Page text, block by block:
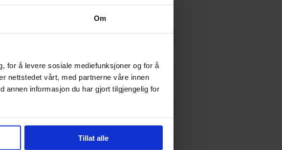
Om
for å levere sosiale mediefunksjoner og for å
nettstedet vårt, med partnerne våre innen
annen informasjon du har gjort tilgjengelig for
Tillat alle
Age of Sigmar Soulbound RPG